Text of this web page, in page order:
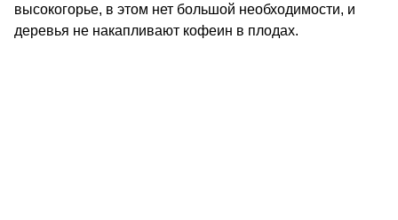
высокогорье, в этом нет большой необходимости, и
деревья не накапливают кофеин в плодах.